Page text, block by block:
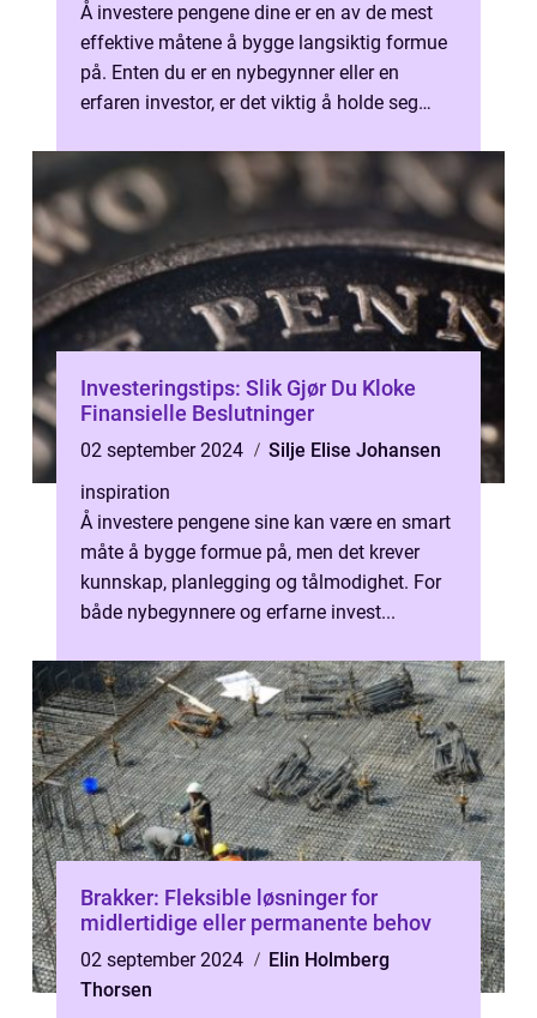
Å investere pengene dine er en av de mest
effektive måtene å bygge langsiktig formue
på. Enten du er en nybegynner eller en
erfaren investor, er det viktig å holde seg
Investeringstips: Slik Gjør Du Kloke
Finansielle Beslutninger
02 september 2024
Silje Elise Johansen
inspiration
Å investere pengene sine kan være en smart
måte å bygge formue på, men det krever
kunnskap, planlegging og tålmodighet. For
både nybegynnere og erfarne invest...
Brakker: Fleksible løsninger for
midlertidige eller permanente behov
02 september 2024
Elin Holmberg
Thorsen